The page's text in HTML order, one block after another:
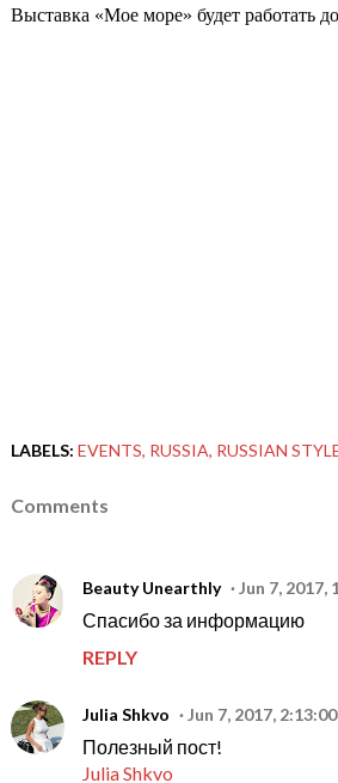
Выставка «Мое море» будет работать
LABELS: EVENTS RUSSIA RUSSIAN
Comments
Beauty Unearthly Jun 7, 2017,
Спасибо за информацию
REPLY
Julia Shkvo Jun 7, 2017,
Полезный пост!
Julia Shkvo